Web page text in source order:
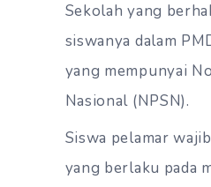
Sekolah yang
siswanya dalam
yang mempunyai
Nasional (NPSN).
Siswa pelamar
yang berlaku pada